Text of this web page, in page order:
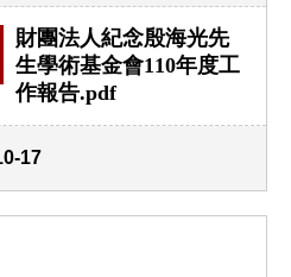
財團法人紀念殷海光先
生學術基金會110年度工
作報告.pdf
17